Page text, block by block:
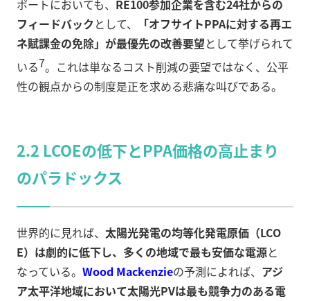
ポートにおいても、 RE100参加企業を含む24社からの
フィードバック として、
「オフサイトPPAに対する再エ
ネ賦課金の免除」が最優先の改善要望として挙げられて
いる7。これは単なるコスト削減の要望ではなく、公平
性の観点からの制度是正を求める悲痛な叫びである。
2.2 LCOEの低下とPPA価格の高止まり
のパラドックス
世界的に見れば、 太陽光発電の均等化発電原価（LCO
E）は劇的に低下し、多くの地域で最も安価な電源と
なっている。 Wood Mackenzieの予測によれば、 アジ
ア太平洋地域において太陽光PVは最も競争力のある電